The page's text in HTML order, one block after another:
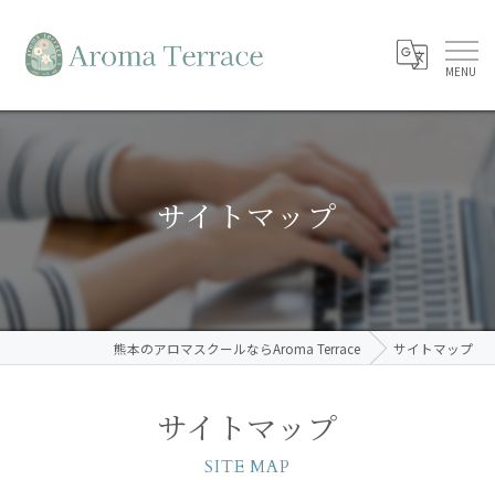
サイトマップ
熊本のアロマスクールならAroma Terrace サイトマップ
SITE MAP
サイトマップ